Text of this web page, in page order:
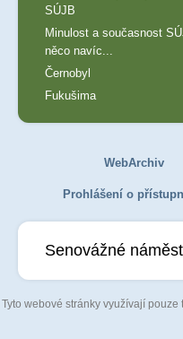
SÚJB
Minulost a současnost
něco navíc...
Černobyl
Fukušima
WebArchiv
Prohlášení o
Senovážné
Tyto webové stránky využívají